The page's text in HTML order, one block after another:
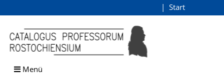
Browsen
direkt zum Inhalt
Start
Menü